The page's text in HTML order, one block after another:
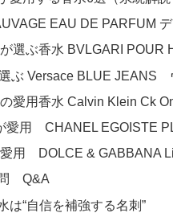
EAU DE PARFUM
選ぶ香水 BVLGARI POUR
ぶ Versace BLUE JEANS
愛用香水 Calvin Klein Ck
愛用 CHANEL EGOISTE
用 DOLCE & GABBANA
問 Q&A
は“自信を補強する名刺”